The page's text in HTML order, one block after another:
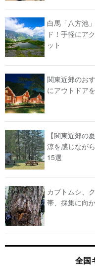
白馬「八方池
ド！手軽にア
ット
関東近郊のお
にアウトドア
【関東近郊の
涼を感じなが
15選
カブトムシ、
帯、採集に向
全国